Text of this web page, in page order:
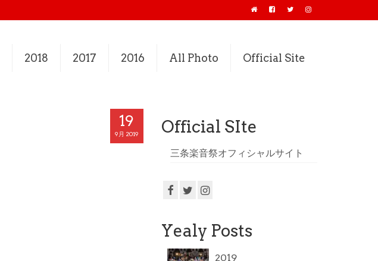
2018 2017 2016 All Photo Official Site
19
9月 2019 Official SIte
三条楽音祭オフィシャルサイト
Yealy Posts
2019